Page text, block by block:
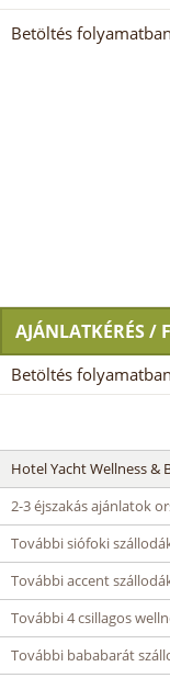
Betöltés
AJÁNLATKÉRÉS /
Betöltés
Hotel Yacht Wellness &
2-3 éjszakás ajánlatok
További siófoki
További accent
További 4 csillagos
További bababarát